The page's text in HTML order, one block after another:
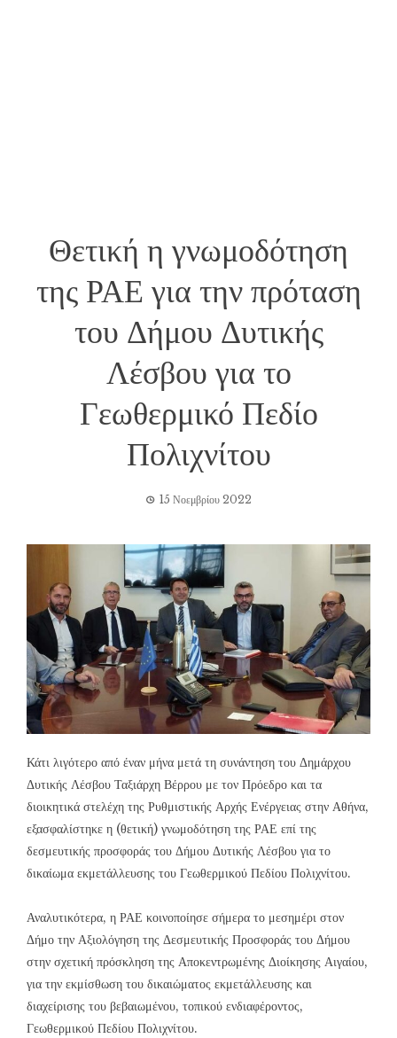
Θετική η γνωμοδότηση
της ΡΑΕ για την πρόταση
του Δήμου Δυτικής
Λέσβου για το
Γεωθερμικό Πεδίο
Πολιχνίτου
15 Νοεμβρίου 2022
Κάτι λιγότερο από έναν μήνα μετά τη συνάντηση του Δημάρχου
Δυτικής Λέσβου Ταξιάρχη Βέρρου με τον Πρόεδρο και τα
διοικητικά στελέχη της Ρυθμιστικής Αρχής Ενέργειας στην Αθήνα,
εξασφαλίστηκε η (θετική) γνωμοδότηση της ΡΑΕ επί της
δεσμευτικής προσφοράς του Δήμου Δυτικής Λέσβου για το
δικαίωμα εκμετάλλευσης του Γεωθερμικού Πεδίου Πολιχνίτου.
Αναλυτικότερα, η ΡΑΕ κοινοποίησε σήμερα το μεσημέρι στον
Δήμο την Αξιολόγηση της Δεσμευτικής Προσφοράς του Δήμου
στην σχετική πρόσκληση της Αποκεντρωμένης Διοίκησης Αιγαίου,
για την εκμίσθωση του δικαιώματος εκμετάλλευσης και
διαχείρισης του βεβαιωμένου, τοπικού ενδιαφέροντος,
Γεωθερμικού Πεδίου Πολιχνίτου.